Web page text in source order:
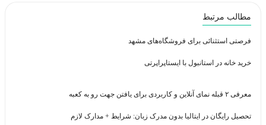
مطالب مرتبط
فرصتی استثنائی برای فروشگاه‌های مشهد
خرید خانه در استانبول با ایستاپراپرتی
معرفی ۲ قبله نمای آنلاین و کاربردی برای یافتن جهت رو به کعبه
تحصیل رایگان در ایتالیا بدون مدرک زبان: شرایط + مدارک لازم